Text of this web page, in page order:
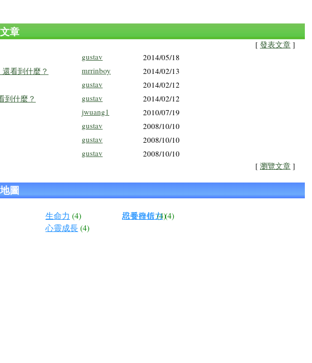
章
[ 發表文章 ]
gustav
2014/05/18
看到什麼？
mrrinboy
2014/02/13
gustav
2014/02/12
到什麼？
gustav
2014/02/12
jwuang1
2010/07/19
gustav
2008/10/10
gustav
2008/10/10
gustav 2008/10/10
[ 瀏覽文章 ]
圖
生命力 (4) 培養自信(4)
心靈成長(4)
忍受挫折力(4)